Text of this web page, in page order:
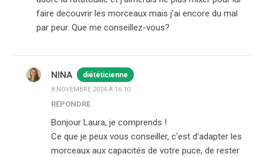
faire decouvrir les morceaux mais j’ai encore du mal
par peur. Que me conseillez-vous?
NINA diététicienne
8 NOVEMBRE 2024 À 16:10
RÉPONDRE
Bonjour Laura, je comprends !
Ce que je peux vous conseiller, c'est d'adapter les
morceaux aux capacités de votre puce, de rester